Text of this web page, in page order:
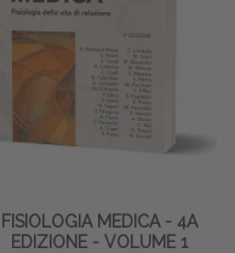
FISIOLOGIA MEDICA - 4A
EDIZIONE - VOLUME 1